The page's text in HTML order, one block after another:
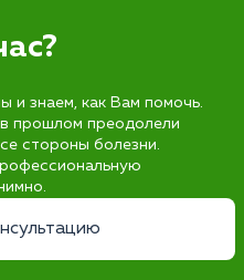
и знаем, как Вам помочь.
прошлом преодолели
стороны болезни.